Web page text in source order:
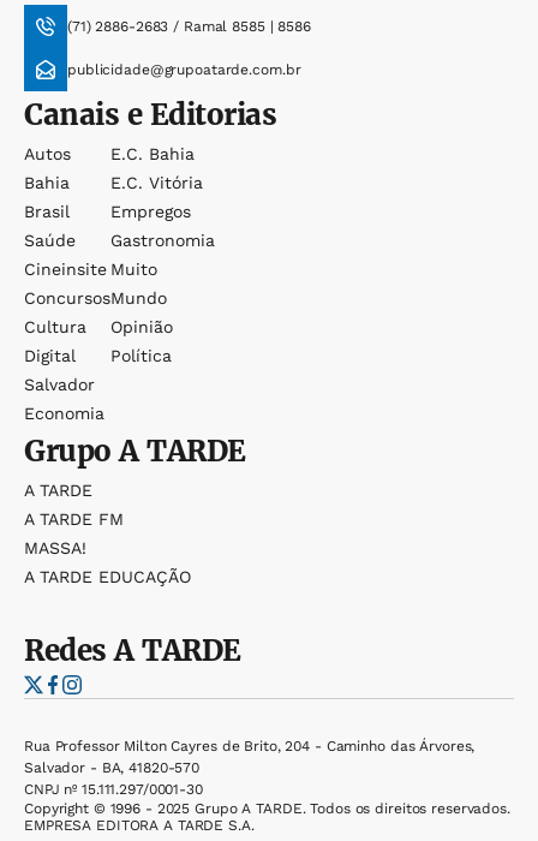
(71) 2886-2683 / Ramal 8585 | 8586
publicidade@grupoatarde.com.br
Canais e Editorias
Autos
Bahia
Brasil
Saúde
Cineinsite
Concursos
Cultura
Digital
Salvador
Economia
E.c. Bahia
E.c. Vitória
Empregos
Gastronomia
Muito
Mundo
Opinião
Política
GrupoA TARDE
A TARDE
A TARDE FM
MASSA!
A TARDE EDUCAÇÃO
RedesA TARDE
Rua Professor Milton Cayres de Brito, 204 - Caminho das Árvores,
Salvador - BA, 41820-570
CNPJ nº 15.111.297/0001-30
Copyright © 1996 - 2025 Grupo A TARDE. Todos os direitos reservados.
EMPRESA EDITORA A TARDE S.A.